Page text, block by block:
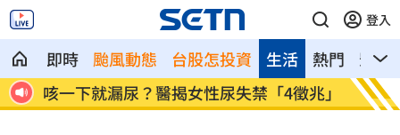
登入
即時 颱風動態 台股怎投資 熱門 影音
生活
登
咳一下就漏尿？醫揭女性尿失禁「4徵兆」
苦茶
地